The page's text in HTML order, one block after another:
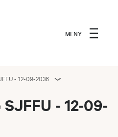
MENY
- 12-09-2036
- 12-09-